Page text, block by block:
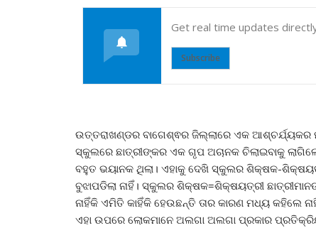
Get real time updates
Subscribe
ଉତ୍ତରାଖଣ୍ଡର ବାଗେଶ୍ଵର ଜିଲ୍ଲାରେ ଏକ ଆଶ୍ଚର୍ଯ୍ୟକର
ସ୍କୁଲରେ ଛାତ୍ରୀଙ୍କର ଏକ ଗୃପ ଅଚାନକ ଚିଲାଇବାକୁ
ବହୁତ ଭୟାନକ ଥିଲା। ଏହାକୁ ଦେଖି ସ୍କୁଲର ଶିକ୍ଷକ-
ବୁଝାପଡିଲା ନାହିଁ। ସ୍କୁଲର ଶିକ୍ଷକ=ଶିକ୍ଷୟତ୍ରୀ
ନାହିଁକି ଏମିତି କାହିଁକି ହେଉଛନ୍ତି ତାର କାରଣ ମଧ୍ୟ କହିଲେ
ଏହା ଉପରେ ଲୋକମାନେ ଅଲଗା ଅଲଗା ପ୍ରକାର